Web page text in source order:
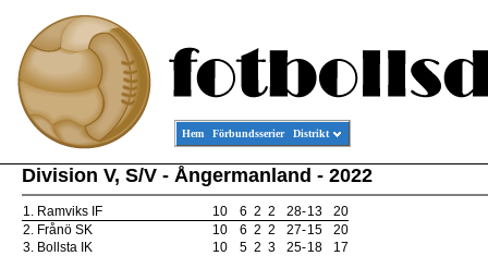
Hem Förbundsserier Distrikt
Division V, S/V - Ångermanland - 2022
1. Ramviks IF 10 6 2 2 28-13
20
2. Frånö SK 10 6 2 2 27-15
20
3. Bollsta IK 10 5 2 3 25-18
17